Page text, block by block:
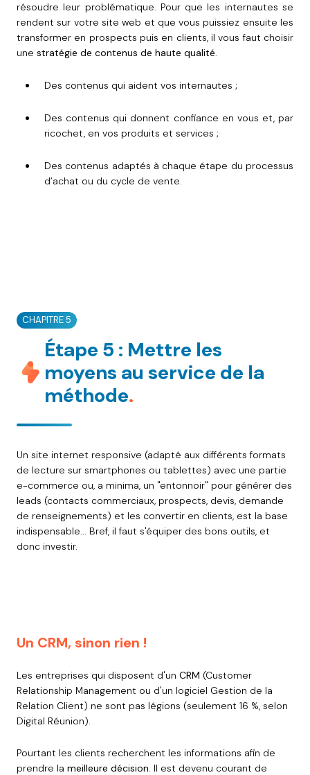
résoudre leur problématique. Pour que les internautes se
rendent sur votre site web et que vous puissiez ensuite les
transformer en prospects puis en clients, il vous faut choisir
une stratégie de contenus de haute qualité.
Des contenus qui aident vos internautes ;
Des contenus qui donnent confiance en vous et, par
ricochet, en vos produits et services ;
Des contenus adaptés à chaque étape du processus
d’achat ou du cycle de vente.
CHAPITRE 5
Étape 5 : Mettre les
moyens au service de la
méthode.
Un site internet responsive (adapté aux différents formats
de lecture sur smartphones ou tablettes) avec une partie
e-commerce ou, a minima, un "entonnoir" pour générer des
leads (contacts commerciaux, prospects, devis, demande
de renseignements) et les convertir en clients, est la base
indispensable... Bref, il faut s'équiper des bons outils, et
donc investir.
Un CRM, sinon rien !
Les entreprises qui disposent d'un CRM (Customer
Relationship Management ou d'un logiciel Gestion de la
Relation Client) ne sont pas légions (seulement 16 %, selon
Digital Réunion).
Pourtant les clients recherchent les informations afin de
prendre la meilleure décision. Il est devenu courant de